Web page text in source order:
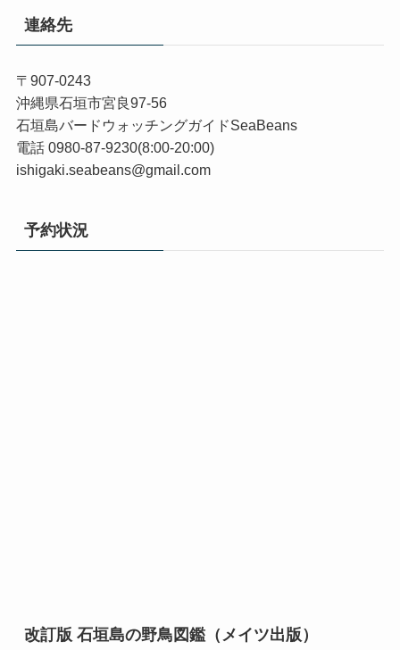
連絡先
〒907-0243
沖縄県石垣市宮良97-56
石垣島バードウォッチングガイドSeaBeans
電話 0980-87-9230(8:00-20:00)
ishigaki.seabeans@gmail.com
予約状況
改訂版 石垣島の野鳥図鑑（メイツ出版）